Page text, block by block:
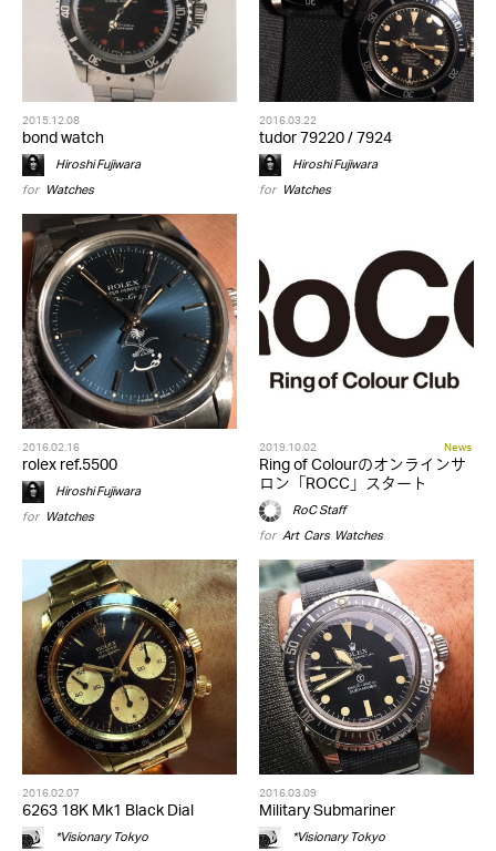
2015.12.08
bond watch
Hiroshi Fujiwara
for Watches
2016.03.22
tudor 79220 / 7924
Hiroshi Fujiwara
for Watches
2016.02.16
rolex ref.5500
Hiroshi Fujiwara
for Watches
2019.10.02 News
Ring of Colourのオンラインサ
ロン「ROCC」スタート
RoC Staff
for Art,Cars, Watches
2016.02.07
6263 18K Mk1 Black Dial
*Visionary Tokyo
2016.03.09
Military Submariner
*Visionary Tokyo